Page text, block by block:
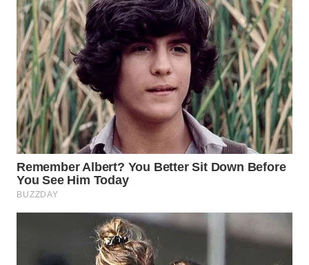
TIMUR
WN
SEMARANG
WN
SOLO
WN
BOROBUDUR
WN
MADURA
SURABAYA